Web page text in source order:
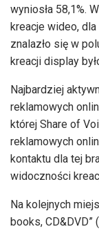
wyniosła 58,1%.
kreacje wideo,
znalazło się w
kreacji display
Najbardziej
reklamowych
której Share of
reklamowych
kontaktu dla tej
widoczności
Na kolejnych
books, CD&DVD”